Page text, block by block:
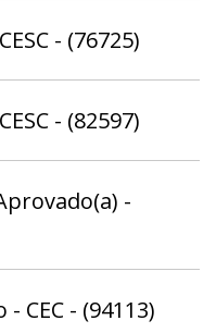
- (76725)
- (82597)
-
CEC - (94113)